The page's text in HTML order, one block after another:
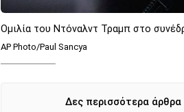
Ομιλία του Ντόναλντ Τραμπ στο
AP Photo/Paul Sancya
Δες περισσότερα άρθρα